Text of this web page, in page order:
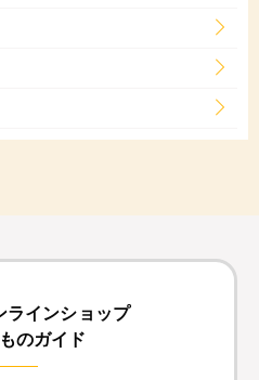
ラインショップ
のガイド